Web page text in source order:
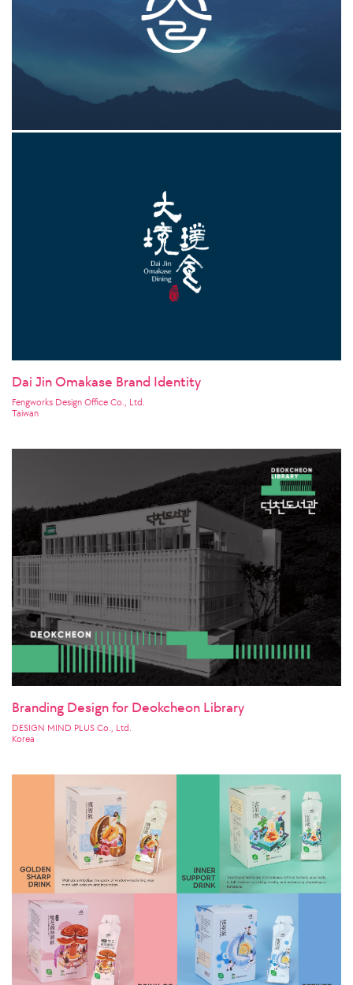
Dai Jin Omakase Brand Identity
Fengworks Design Office Co., Ltd.
Taiwan
Branding Design for Deokcheon Library
DESIGN MIND PLUS Co., Ltd.
Korea